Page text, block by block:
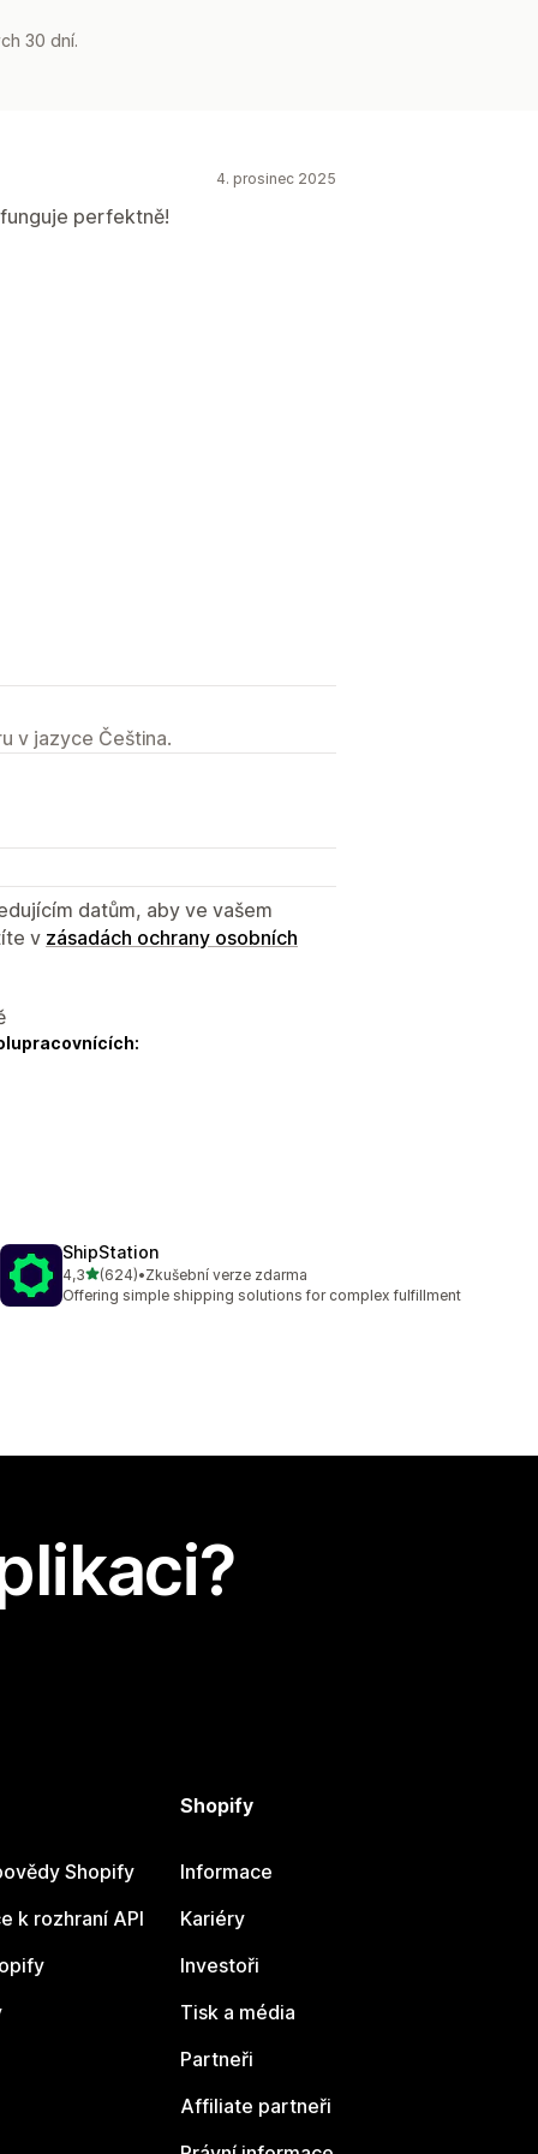
30 dní.
4. prosinec 2025
perfektně!
v jazyce Čeština.
datům, aby ve vašem
v zásadách ochrany osobních
ShipStation
4,3z 5 hvězd
(624)
Celkový počet recenzí: 624
•Zkušební verze zdarma
Offering simple shipping solutions for complex fulfillment
Shopify
k rozhraní API
Shopify
Informace
Kariéry
Investoři
Tisk a média
Partneři
Affiliate partneři